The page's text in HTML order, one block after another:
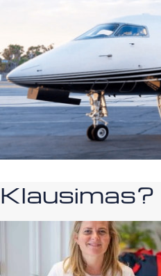
Klausimas?